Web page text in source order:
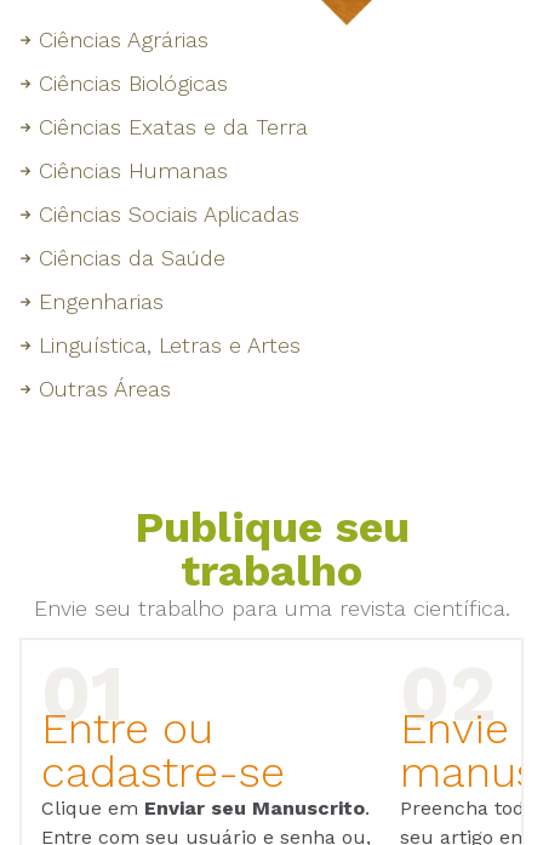
Ciências Agrárias
Ciências Biológicas
Ciências Exatas e da Terra
Ciências Humanas
Ciências Sociais Aplicadas
Ciências da Saúde
Engenharias
Linguística, Letras e Artes
Outras Áreas
Publique seu
trabalho
Envie seu trabalho para uma revista científica.
Entre ou
cadastre-se
Clique em Enviar seu Manuscrito.
Entre com seu usuário e senha ou,
Envie
Preencha
seu artigo em